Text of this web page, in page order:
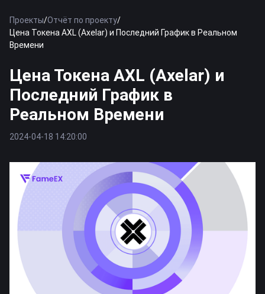
Проекты/Отчёт по проекту/
Цена Токена AXL (Axelar) и Последний График в Реальном
Времени
Цена Токена AXL (Axelar) и
Последний График в
Реальном Времени
2024-04-18 14:20:00